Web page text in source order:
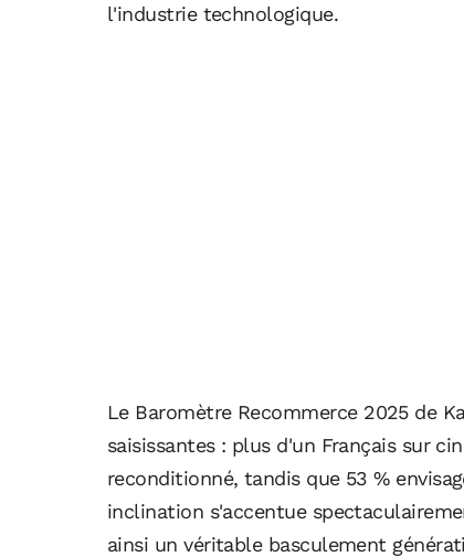
l'industrie technologique.
Le Baromètre Recommerce 2025 de
saisissantes : plus d'un Français sur
reconditionné, tandis que 53 %
inclination s'accentue
ainsi un véritable basculement